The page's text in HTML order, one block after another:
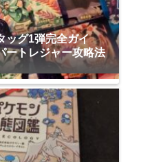
ッグ1弾完全ガイ
ートレジャー攻略法